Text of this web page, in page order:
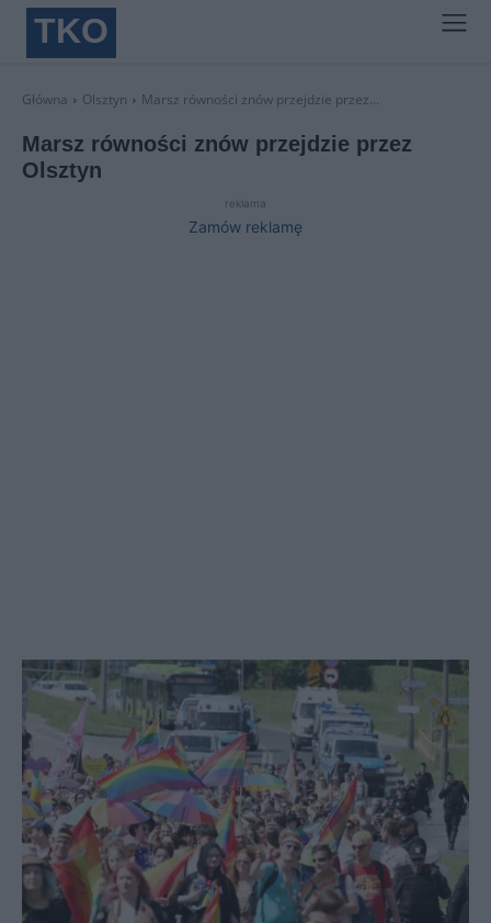
TKO
Główna Olsztyn Marsz równości znów przejdzie przez...
Marsz równości znów przejdzie przez
Olsztyn
reklama
Zamów reklamę